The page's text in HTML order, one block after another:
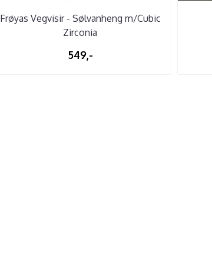
Frøyas Vegvisir - Sølvanheng m/Cubic
Zirconia
549,-